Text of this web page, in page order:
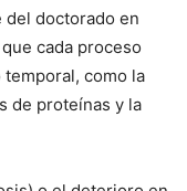
del doctorado en
cada proceso
como la
de proteínas y la